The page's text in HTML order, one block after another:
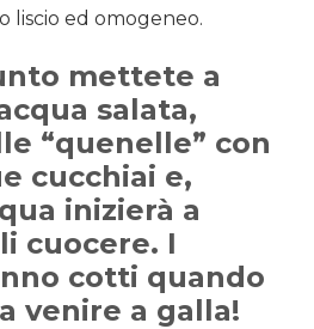
liscio ed omogeneo.
mettete a
salata,
“quenelle” con
cucchiai e,
inizierà a
cuocere. I
cotti quando
venire a galla!